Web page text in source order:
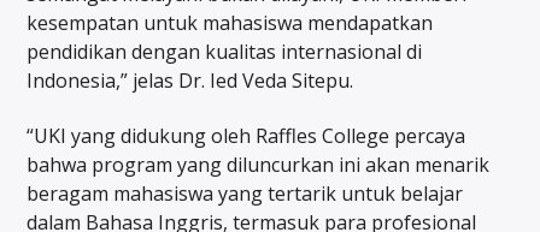
kesempatan untuk mahasiswa mendapatkan
pendidikan dengan kualitas internasional di
Indonesia,” jelas Dr. Ied Veda Sitepu.
“UKI yang didukung oleh Raffles College percaya
bahwa program yang diluncurkan ini akan menarik
beragam mahasiswa yang tertarik untuk belajar
dalam Bahasa Inggris, termasuk para profesional